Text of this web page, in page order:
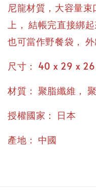
尼龍材質，大容量束
上 ， 結帳完直接綁
也可當作野餐袋 ，
尺寸 ： 40 x 29 x
材質 ： 聚脂纖維 ，
授權國家 ： 日本
產地 ： 中國